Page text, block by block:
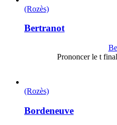
(Rozès)
Bertranot
Prononcer le t
(Rozès)
Bordeneuve